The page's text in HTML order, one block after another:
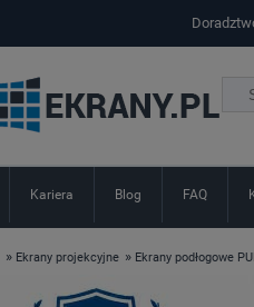
Kariera Blog FAQ
» Ekrany projekcyjne » Ekrany podłogowe